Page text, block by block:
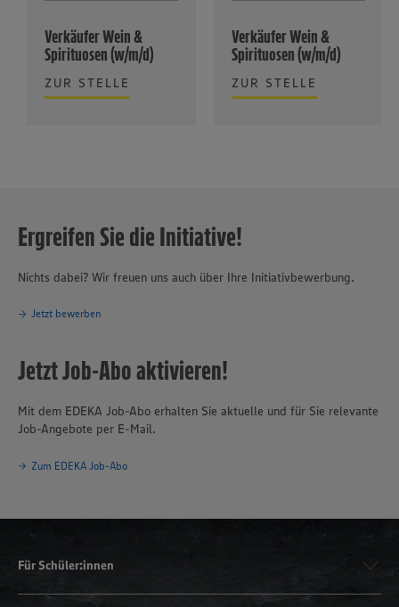
Verkäufer Wein &
Spirituosen (w/m/d)
ZUR STELLE
Verkäufer Wein &
Spirituosen (w/m/d)
ZUR STELLE
Ergreifen Sie die Initiative!
Nichts dabei? Wir freuen uns auch über Ihre Initiativbewerbung.
Jetzt bewerben
Jetzt Job-Abo aktivieren!
Mit dem EDEKA Job-Abo erhalten Sie aktuelle und für Sie relevante
Job-Angebote per E-Mail.
Zum EDEKA Job-Abo
Für Schüler:innen